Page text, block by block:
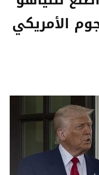
الأمريكي